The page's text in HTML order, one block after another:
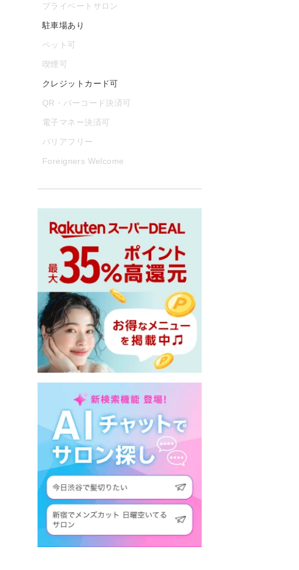
プライベートサロン
駐車場あり
ペット可
喫煙可
クレジットカード可
QR・バーコード決済可
電子マネー決済可
バリアフリー
Foreigners Welcome